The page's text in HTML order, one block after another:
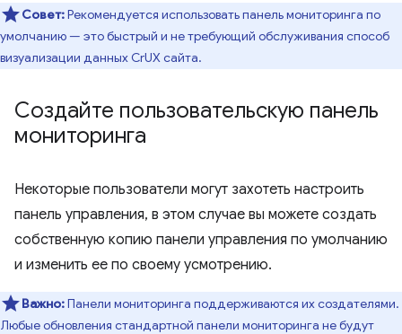
Совет:Рекомендуется использовать панель мониторинга по
умолчанию — это быстрый и не требующий обслуживания способ
визуализации данных CrUX сайта.
Создайте пользовательскую панель
мониторинга
Некоторые пользователи могут захотеть настроить
панель управления, в этом случае вы можете создать
собственную копию панели управления по умолчанию
и изменить ее по своему усмотрению.
Важно:Панели мониторинга поддерживаются их создателями.
Любые обновления стандартной панели мониторинга не будут